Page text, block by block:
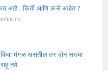
आहे , किती आणि कसे आहेत ?
मंगळ असतील तर दोन सख्या
नये